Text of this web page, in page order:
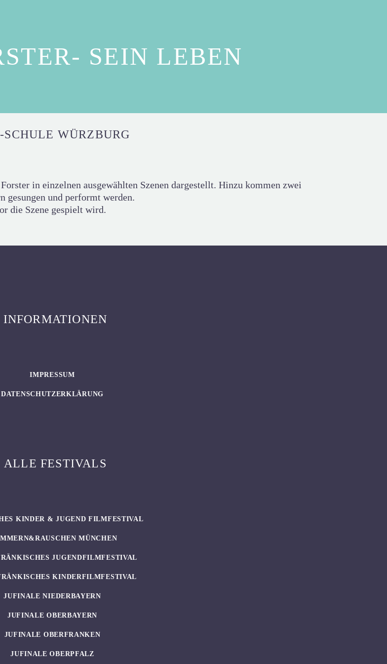
SEIN LEBEN
WÜRZBURG
in einzelnen ausgewählten Szenen dargestellt. Hinzu kommen zwei
und performt werden.
die Szene gespielt wird.
INFORMATIONEN
IMPRESSUM
DATENSCHUTZERKLÄRUNG
ALLE FESTIVALS
KINDER & JUGEND FILMFESTIVAL
MÜNCHEN
JUGENDFILMFESTIVAL
KINDERFILMFESTIVAL
JUFINALE NIEDERBAYERN
JUFINALE OBERBAYERN
JUFINALE OBERFRANKEN
JUFINALE OBERPFALZ